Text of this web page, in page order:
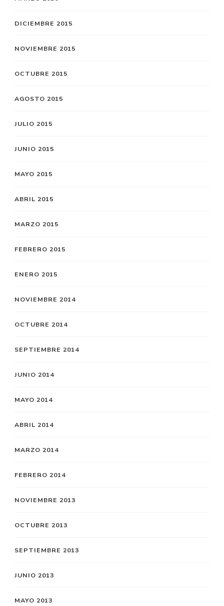
DICIEMBRE 2015
NOVIEMBRE 2015
OCTUBRE 2015
AGOSTO 2015
JULIO 2015
JUNIO 2015
MAYO 2015
ABRIL 2015
MARZO 2015
FEBRERO 2015
ENERO 2015
NOVIEMBRE 2014
OCTUBRE 2014
SEPTIEMBRE 2014
JUNIO 2014
MAYO 2014
ABRIL 2014
MARZO 2014
FEBRERO 2014
NOVIEMBRE 2013
OCTUBRE 2013
SEPTIEMBRE 2013
JUNIO 2013
MAYO 2013